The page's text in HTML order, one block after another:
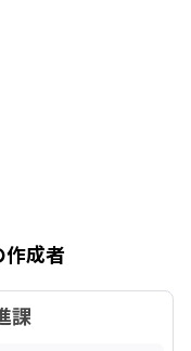
作成者
課